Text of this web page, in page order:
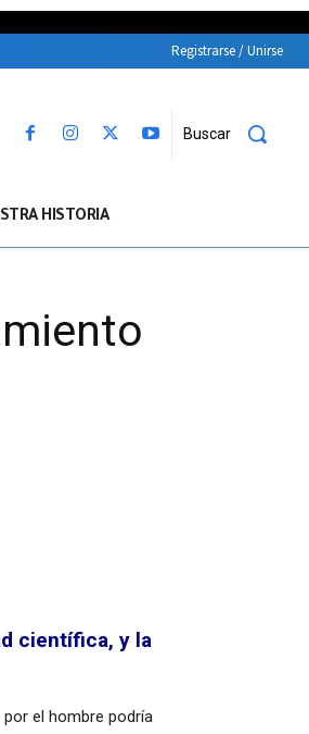
Registrarse / Unirse
Buscar
HISTORIA
científica, y la
el hombre podría